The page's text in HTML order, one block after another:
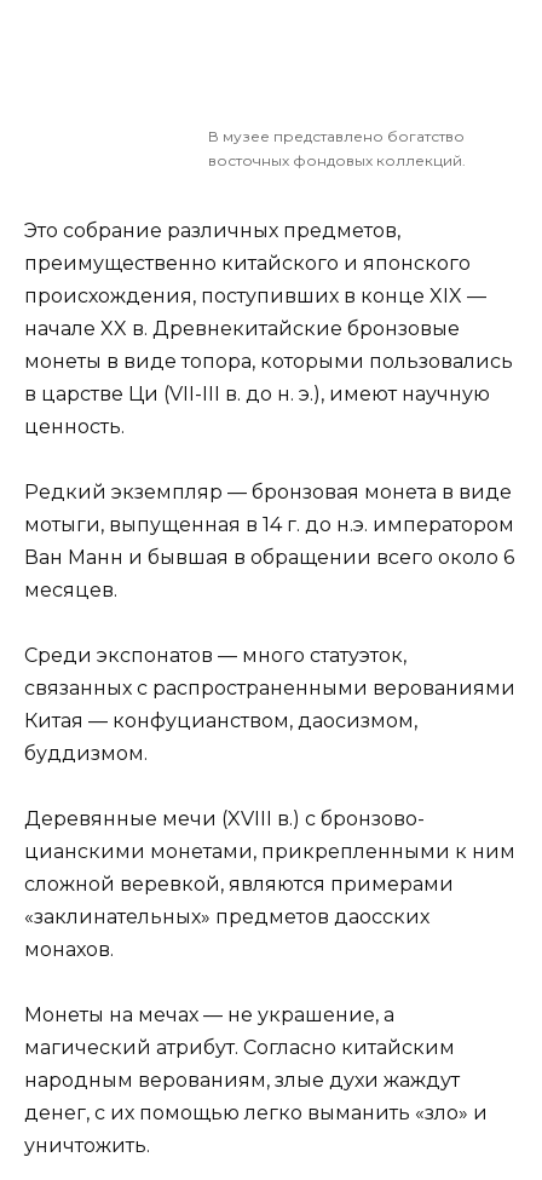
В музее представлено богатство
восточных фондовых коллекций.
Это собрание различных предметов,
преимущественно китайского и японского
происхождения, поступивших в конце XIX —
начале XX в. Древнекитайские бронзовые
монеты в виде топора, которыми пользовались
в царстве Ци (VII-III в. до н. э.), имеют научную
ценность.
Редкий экземпляр — бронзовая монета в виде
мотыги, выпущенная в 14 г. до н.э. императором
Ван Манн и бывшая в обращении всего около 6
месяцев.
Среди экспонатов — много статуэток,
связанных с распространенными верованиями
Китая — конфуцианством, даосизмом,
буддизмом.
Деревянные мечи (XVIII в.) с бронзово-
цианскими монетами, прикрепленными к ним
сложной веревкой, являются примерами
«заклинательных» предметов даосских
монахов.
Монеты на мечах — не украшение, а
магический атрибут. Согласно китайским
народным верованиям, злые духи жаждут
денег, с их помощью легко выманить «зло» и
уничтожить.